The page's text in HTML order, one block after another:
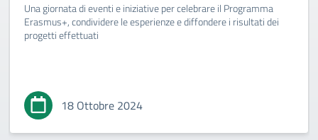
Una giornata di eventi e iniziative per celebrare il Programma
Erasmus+, condividere le esperienze e diffondere i risultati dei
progetti effettuati
18 Ottobre 2024